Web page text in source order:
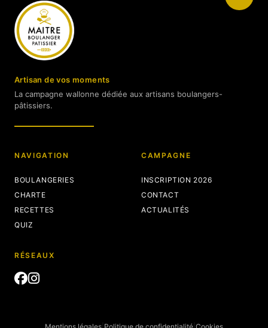
Artisan de vos moments
La campagne wallonne dédiée aux artisans boulangers-
pâtissiers.
NAVIGATION
BOULANGERIES
CHARTE
RECETTES
QUIZ
CAMPAGNE
INSCRIPTION 2026
CONTACT
ACTUALITÉS
RÉSEAUX